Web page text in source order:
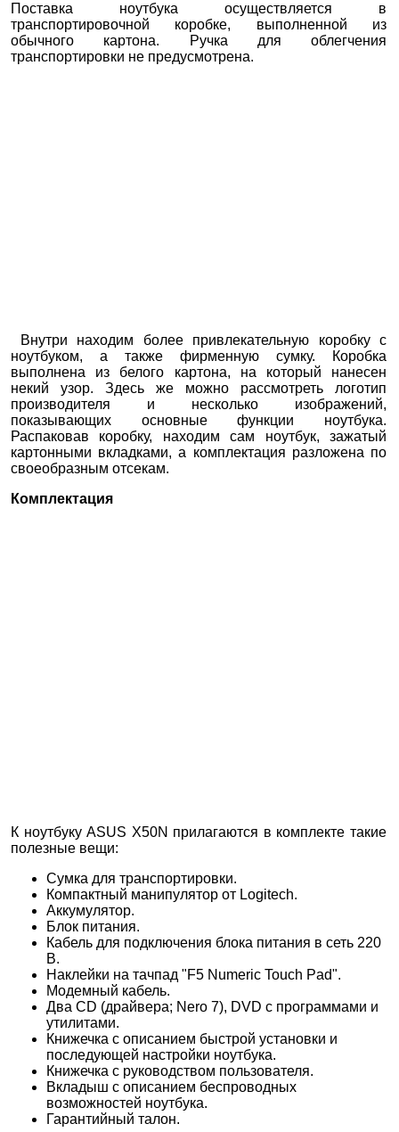
Поставка ноутбука осуществляется в
транспортировочной коробке, выполненной из
обычного картона. Ручка для облегчения
транспортировки не предусмотрена.
Внутри находим более привлекательную коробку с
ноутбуком, а также фирменную сумку. Коробка
выполнена из белого картона, на который нанесен
некий узор. Здесь же можно рассмотреть логотип
производителя и несколько изображений,
показывающих основные функции ноутбука.
Распаковав коробку, находим сам ноутбук, зажатый
картонными вкладками, а комплектация разложена по
своеобразным отсекам.
Комплектация
К ноутбуку ASUS X50N прилагаются в комплекте такие
полезные вещи:
Сумка для транспортировки.
Компактный манипулятор от Logitech.
Аккумулятор.
Блок питания.
Кабель для подключения блока питания в сеть 220
В.
Наклейки на тачпад "F5 Numeric Touch Pad".
Модемный кабель.
Два CD (драйвера; Nero 7), DVD с программами и
утилитами.
Книжечка с описанием быстрой установки и
последующей настройки ноутбука.
Книжечка с руководством пользователя.
Вкладыш с описанием беспроводных
возможностей ноутбука.
Гарантийный талон.